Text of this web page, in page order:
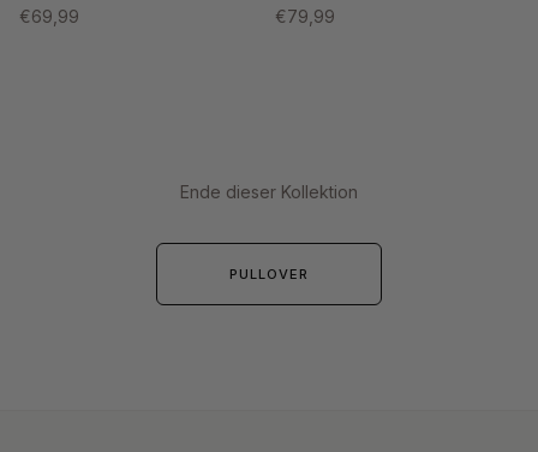
€69,99 €79,99
Ende dieser Kollektion
PULLOVER